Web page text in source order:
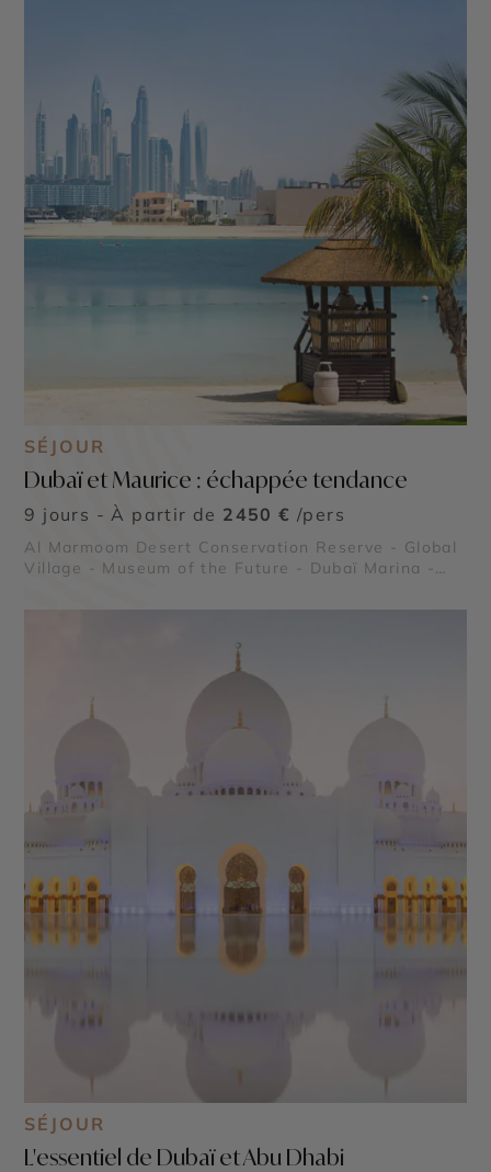
SÉJOUR
Dubaï et Maurice : échappée tendance
9 jours - À partir de 2450 € /pers
Al Marmoom Desert Conservation Reserve - Global
Village - Museum of the Future - Dubaï Marina -
Abra ride - Al Fahidi Historical District - Dubai
Dubaï Mall & Fontaine de Dubaï - Wadi Ghalilah - Al
Zorah Nature Reserve - Mleiha Archaeological
SÉJOUR
L'essentiel de Dubaï et Abu Dhabi